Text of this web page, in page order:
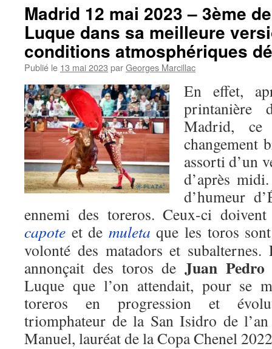
Madrid 12 mai 2023 – 3ème
Luque dans sa meilleure
conditions atmosphériques
Publié le 13 mai 2023 parGeorges Marcillac
En effet,
Madrid, ce
changement
assorti d’un
d’après
d’humeur
ennemi des toreros. Ceux-ci
capote et de muleta que les toros
volonté des matadors et
annonçait des toros de Juan Pedro
Luque que l’on attendait, pour se
toreros en progression et
triomphateur de la San Isidro de
Manuel, lauréat de la Copa Chenel